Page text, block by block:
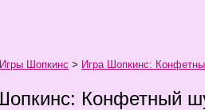
Игры Шопкинс > Игра Шопкинс:
Конфетный